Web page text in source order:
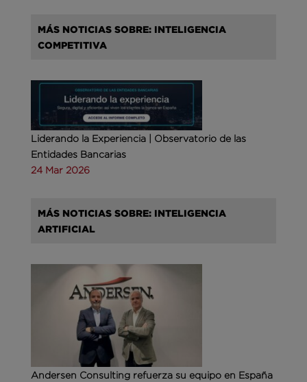
MÁS NOTICIAS SOBRE: INTELIGENCIA
COMPETITIVA
Liderando la Experiencia | Observatorio de las
Entidades Bancarias
24 Mar 2026
MÁS NOTICIAS SOBRE: INTELIGENCIA
ARTIFICIAL
Andersen Consulting refuerza su equipo en España